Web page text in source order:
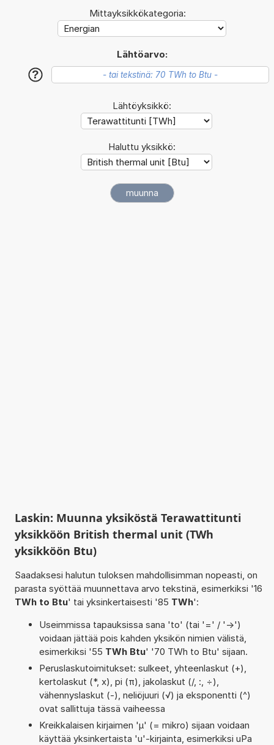
Mittayksikkökategoria:
Lähtöarvo:
?
Lähtöyksikkö:
Haluttu yksikkö:
Laskin: Muunna yksiköstä Terawattitunti
yksikköön British thermal unit (TWh
yksikköön Btu)
Saadaksesi halutun tuloksen mahdollisimman nopeasti, on
parasta syöttää muunnettava arvo tekstinä, esimerkiksi '16
TWh to Btu' tai yksinkertaisesti '85 TWh':
Useimmissa tapauksissa sana 'to' (tai '=' / '->')
voidaan jättää pois kahden yksikön nimien välistä,
esimerkiksi '55 TWh Btu' '70 TWh to Btu' sijaan.
Peruslaskutoimitukset: sulkeet, yhteenlaskut (+),
kertolaskut (*, x), pi (π), jakolaskut (/, :, ÷),
vähennyslaskut (-), neliöjuuri (√) ja eksponentti (^)
ovat sallittuja tässä vaiheessa
Kreikkalaisen kirjaimen 'µ' (= mikro) sijaan voidaan
käyttää yksinkertaista 'u'-kirjainta, esimerkiksi uPa